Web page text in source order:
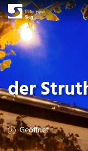
der
Geöffnet